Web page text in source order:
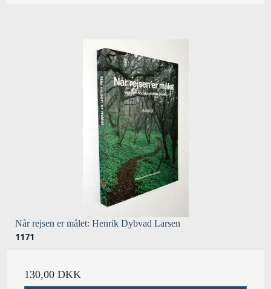
Når rejsen er målet: Henrik Dybvad Larsen
1171
130,00 DKK